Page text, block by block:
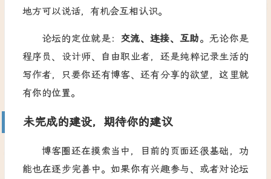
地方可以说话，有机会互相认识。
论坛的定位就是： 交流、连接、互助。无论你是
程序员、设计师、自由职业者，还是纯粹记录生活的
写作者，只要你还有博客、还有分享的欲望，这里就
有你的位置。
未完成的建设，期待你的建议
博客圈还在摸索当中，目前的页面还很基础，功
能也在逐步完善中。如果你有兴趣参与、或者对论坛